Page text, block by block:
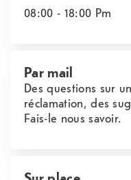
08:00 - 18:00 Pm
Par mail
Des questions sur
réclamation, des
Fais-le nous savoir.